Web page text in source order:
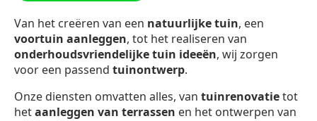
Van het creëren van een natuurlijke tuin, een
voortuin aanleggen, tot het realiseren van
onderhoudsvriendelijke tuin ideeën, wij zorgen
voor een passend tuinontwerp.
Onze diensten omvatten alles, van tuinrenovatietot
hetaanleggen van terrassen en het ontwerpen van